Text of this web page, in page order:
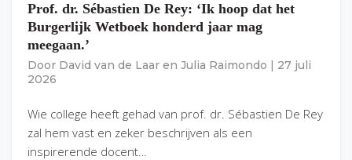
Prof. dr. Sébastien De Rey: ‘Ik hoop dat het
Burgerlijk Wetboek honderd jaar mag
meegaan.’
Door David van de Laar en Julia Raimondo
27 juli
2026
Wie college heeft gehad van prof. dr. Sébastien De Rey
zal hem vast en zeker beschrijven als een
inspirerende docent…